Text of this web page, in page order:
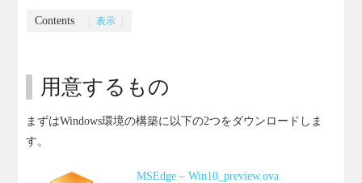
Contents 表示
用意するもの
まずはWindows環境の構築に以下の2つをダウンロードしま
す。
MSEdge – Win10_preview.ova